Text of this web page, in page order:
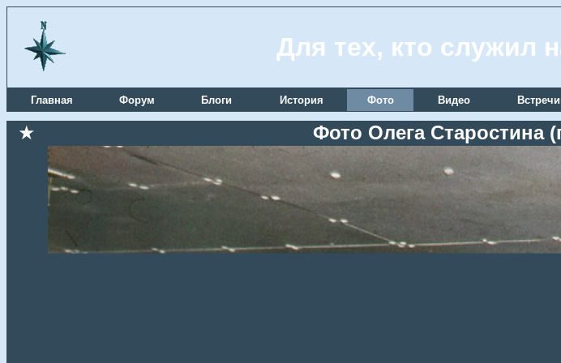
Для тех, кто служил
Главная Форум Блоги История Фото Видео Встречи
★ Фото Олега Старостина